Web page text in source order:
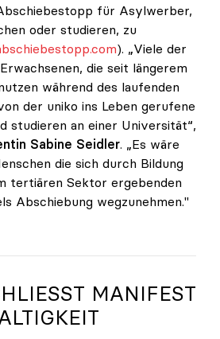
für Asylwerber,
oder studieren, zu
). „Viele der
die seit längerem
während des laufenden
der uniko ins Leben gerufene
studieren an einer Universität“,
Sabine Seidler. „Es wäre
die sich durch Bildung
tertiären Sektor ergebenden
Abschiebung wegzunehmen."
zu Abschiebestopp für
MANIFEST